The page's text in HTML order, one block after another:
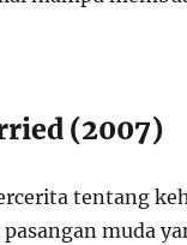
(2007)
tentang
muda